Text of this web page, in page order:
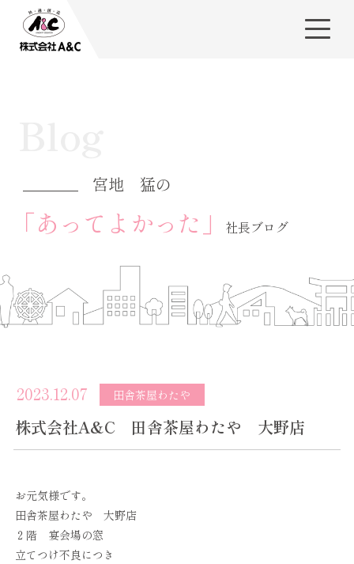
宮地 猛の
「あってよかった」 社長ブログ
2023.12.07 田舎茶屋わたや
株式会社A&C 田舎茶屋わたや 大野店
お元気様です。
田舎茶屋わたや 大野店
２階 宴会場の窓
立てつけ不良につき